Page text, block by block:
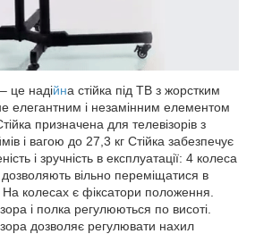
– це надійна стійка під ТВ з жорстким
елегантним і незамінним елементом
призначена для телевізорів з
і вагою до 27,3 кг Стійка забезпечує
і зручність в експлуатації: 4 колеса
вільно переміщатися в
колесах є фіксатори положення.
і полка регулюються по висоті.
дозволяє регулювати нахил